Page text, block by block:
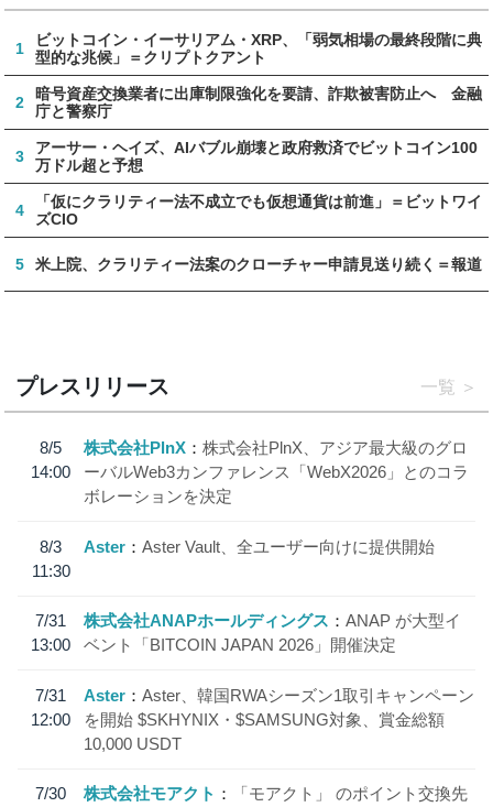
1
ビットコイン・イーサリアム・XRP、「弱気相場の最終段階に典
型的な兆候」＝クリプトクアント
2
暗号資産交換業者に出庫制限強化を要請、詐欺被害防止へ 金融
庁と警察庁
3
アーサー・ヘイズ、AIバブル崩壊と政府救済でビットコイン100
万ドル超と予想
4
「仮にクラリティー法不成立でも仮想通貨は前進」＝ビットワイ
ズCIO
5 米上院、クラリティー法案のクローチャー申請見送り続く＝報道
プレスリリース 一覧
8/5
14:00
株式会社PlnX
株式会社PlnX、アジア最大級のグロ
ーバルWeb3カンファレンス「WebX2026」とのコラ
ボレーションを決定
8/3
11:30
Aster Aster Vault、全ユーザー向けに提供開始
7/31
13:00
株式会社ANAPホールディングス
ANAP が大型イ
ベント「BITCOIN JAPAN 2026」開催決定
7/31
12:00
Aster
Aster、韓国RWAシーズン1取引キャンペーン
を開始 $SKHYNIX・$SAMSUNG対象、賞金総額
10,000 USDT
7/30
株式会社モアクト
「モアクト」 のポイント交換先